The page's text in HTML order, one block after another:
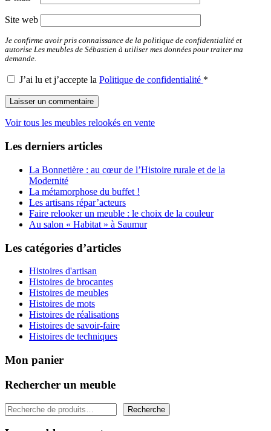
Site web
Je confirme avoir pris connaissance de la politique de confidentialité et
autorise Les meubles de Sébastien à utiliser mes données pour traiter ma
demande.
J’ai lu et j’accepte la Politique de confidentialité *
Voir tous les meubles relookés en vente
Les derniers articles
La Bonnetière : au cœur de l’Histoire rurale et de la
Modernité
La métamorphose du buffet !
Les artisans répar’acteurs
Faire relooker un meuble : le choix de la couleur
Au salon « Habitat » à Saumur
Les catégories d’articles
Histoires d'artisan
Histoires de brocantes
Histoires de meubles
Histoires de mots
Histoires de réalisations
Histoires de savoir-faire
Histoires de techniques
Mon panier
Rechercher un meuble
Rechercher Recherche